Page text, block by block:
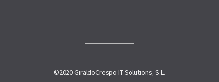
©2020 GiraldoCrespo IT Solutions, S.L.